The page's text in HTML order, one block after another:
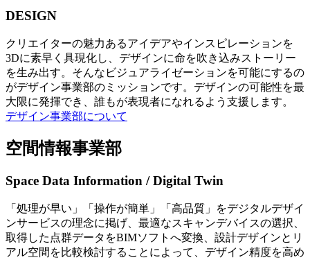
DESIGN
クリエイターの魅力あるアイデアやインスピレーションを
3Dに素早く具現化し、デザインに命を吹き込みストーリー
を生み出す。そんなビジュアライゼーションを可能にするの
がデザイン事業部のミッションです。デザインの可能性を最
大限に発揮でき、誰もが表現者になれるよう支援します。
デザイン事業部について
空間情報事業部
Space Data Information / Digital Twin
「処理が早い」「操作が簡単」「高品質」をデジタルデザイ
ンサービスの理念に掲げ、最適なスキャンデバイスの選択、
取得した点群データをBIMソフトへ変換、設計デザインとリ
アル空間を比較検討することによって、デザイン精度を高め